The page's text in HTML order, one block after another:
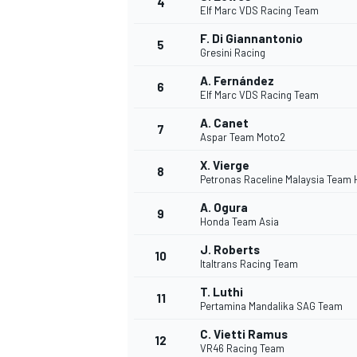
DTM
Elf Marc VDS Racing Team
5 F. Di Giannantonio
Gresini Racing
6 A. Fernández
Elf Marc VDS Racing Team
7 A. Canet
Aspar Team Moto2
8 X. Vierge
Petronas Raceline Malaysia Team
9 A. Ogura
Honda Team Asia
10 J. Roberts
Italtrans Racing Team
11 T. Luthi
Pertamina Mandalika SAG Team
12 C. Vietti Ramus
VR46 Racing Team